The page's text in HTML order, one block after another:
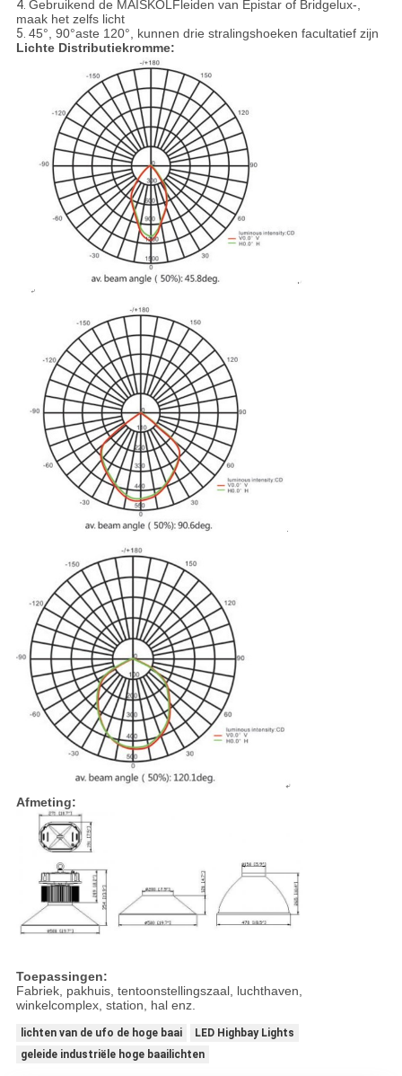
4. Gebruikend de MAÏSKOLFleiden van Epistar of Bridgelux-,
maak het zelfs licht
5. 45°, 90°aste 120°, kunnen drie stralingshoeken facultatief zijn
Lichte Distributiekromme:
Afmeting:
Toepassingen:
Fabriek, pakhuis, tentoonstellingszaal, luchthaven,
winkelcomplex, station, hal enz.
lichten van de ufo de hoge baai
LED Highbay Lights
geleide industriële hoge baailichten